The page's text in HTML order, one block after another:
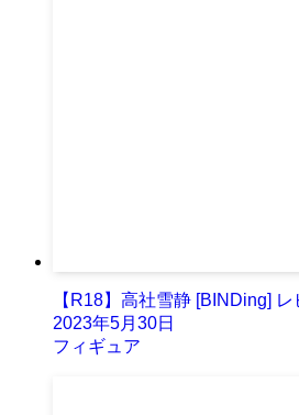
【R18】高社雪静 [BINDing] レ
2023年5月30日
フィギュア